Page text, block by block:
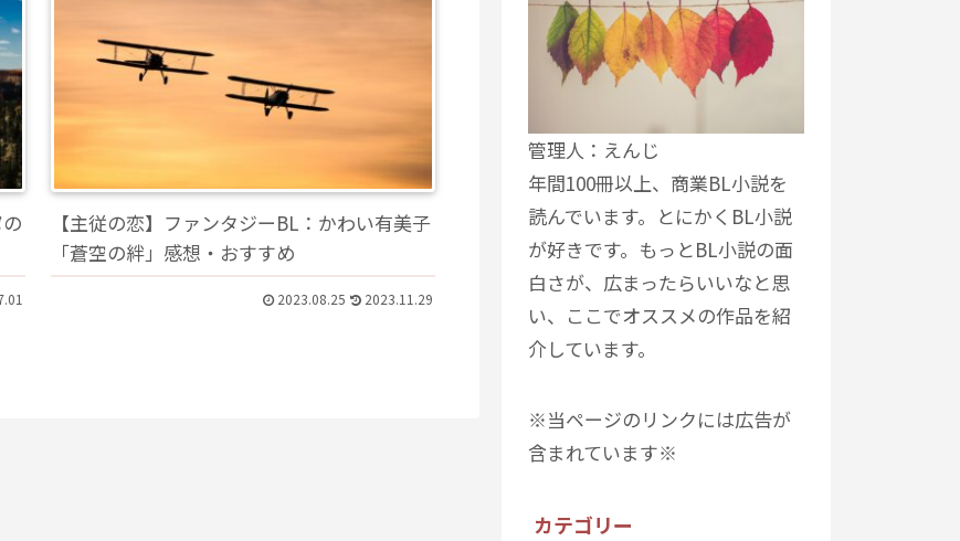
【主従の恋】ファンタジーBL：かわい有美子
「蒼空の絆」感想・おすすめ
2023.08.25 2023.11.29
管理人：えんじ
年間100冊以上、商業BL小説を
読んでいます。とにかくBL小説
が好きです。もっとBL小説の面
白さが、広まったらいいなと思
い、ここでオススメの作品を紹
介しています。
※当ページのリンクには広告が
含まれています※
カテゴリー